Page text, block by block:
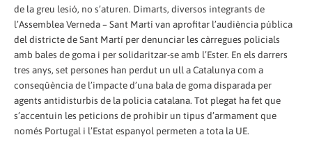
de la greu lesió, no s’aturen. Dimarts, diversos integrants de
l’Assemblea Verneda – Sant Martí van aprofitar l’audiència pública
del districte de Sant Martí per denunciar les càrregues policials
amb bales de goma i per solidaritzar-se amb l’Ester. En els darrers
tres anys, set persones han perdut un ull a Catalunya com a
conseqüència de l’impacte d’una bala de goma disparada per
agents antidisturbis de la policia catalana. Tot plegat ha fet que
s’accentuin les peticions de prohibir un tipus d’armament que
només Portugal i l’Estat espanyol permeten a tota la UE.